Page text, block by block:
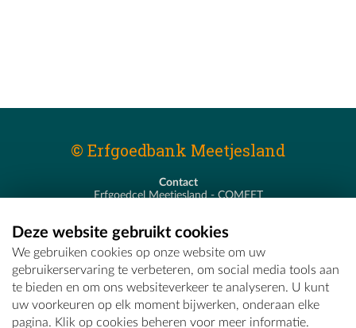
© Erfgoedbank Meetjesland
Contact
Erfgoedcel Meetjesland - COMEET
T - 09 373 75 96
E -erfgoedcel@comeet.be
Deze website gebruikt cookies
We gebruiken cookies op onze website om uw
gebruikerservaring te verbeteren, om social media tools aan
te bieden en om ons websiteverkeer te analyseren. U kunt
uw voorkeuren op elk moment bijwerken, onderaan elke
pagina. Klik op cookies beheren voor meer informatie.